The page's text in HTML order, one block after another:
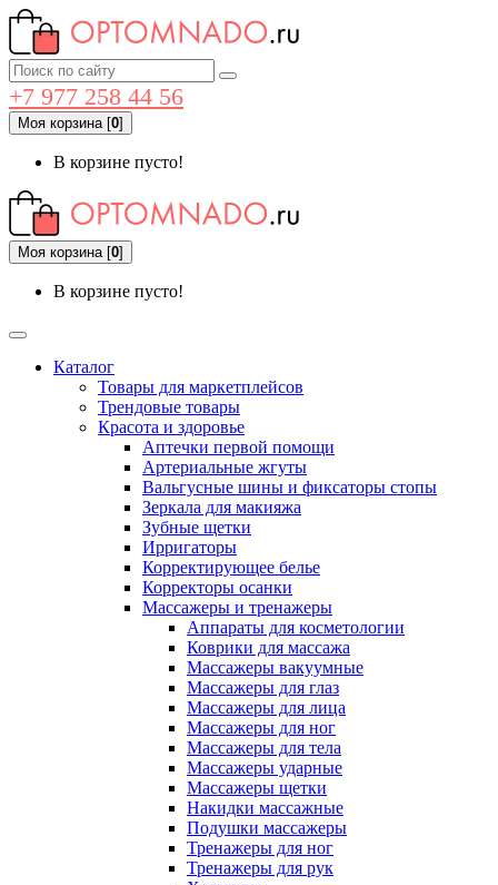
+7 977 258 44 56
Моя корзина[0]
В корзине пусто!
Моя корзина[0]
В корзине пусто!
Каталог
Товары для маркетплейсов
Трендовые товары
Красота и здоровье
Аптечки первой помощи
Артериальные жгуты
Вальгусные шины и фиксаторы стопы
Зеркала для макияжа
Зубные щетки
Ирригаторы
Корректирующее белье
Корректоры осанки
Массажеры и тренажеры
Аппараты для косметологии
Коврики для массажа
Массажеры вакуумные
Массажеры для глаз
Массажеры для лица
Массажеры для ног
Массажеры для тела
Массажеры ударные
Массажеры щетки
Накидки массажные
Подушки массажеры
Тренажеры для ног
Тренажеры для рук